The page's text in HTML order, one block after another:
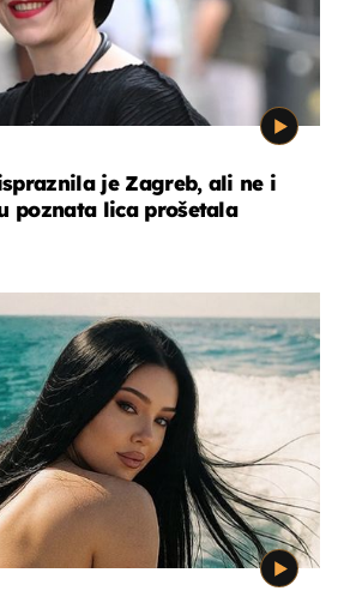
je Zagreb, ali ne i
poznata lica prošetala